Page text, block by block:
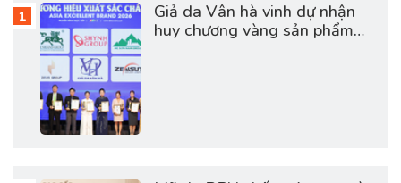
Giả da Vân hà vinh dự nhận
huy chương vàng sản phẩm